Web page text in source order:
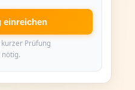
einreichen
Prüfung